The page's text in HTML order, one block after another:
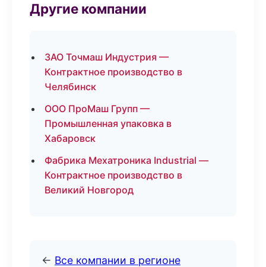
Другие компании
ЗАО Точмаш Индустрия —
Контрактное производство в
Челябинск
ООО ПроМаш Групп —
Промышленная упаковка в
Хабаровск
Фабрика Мехатроника Industrial —
Контрактное производство в
Великий Новгород
← Все компании в регионе